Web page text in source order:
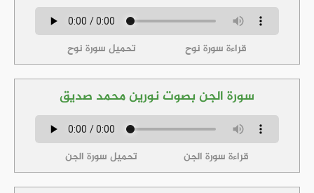
قراءة سورة نوح تحميل سورة نوح
سورة الجن بصوت نورين محمد صديق
قراءة سورة الجن تحميل سورة الجن